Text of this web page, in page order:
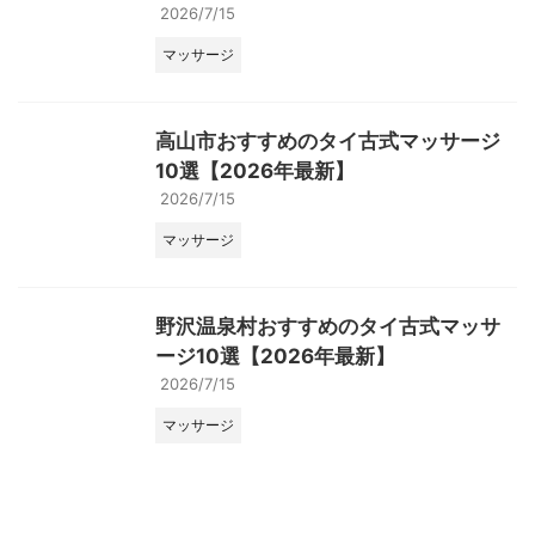
2026/7/15
マッサージ
高山市おすすめのタイ古式マッサージ
10選【2026年最新】
2026/7/15
マッサージ
野沢温泉村おすすめのタイ古式マッサ
ージ10選【2026年最新】
2026/7/15
マッサージ